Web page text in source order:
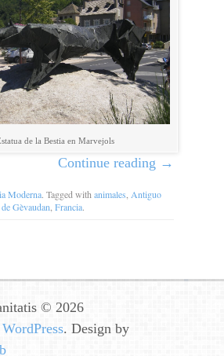
de la Bestia en Marvejols
Continue reading →
Moderna. Tagged with animales Antiguo
Gèvaudan Francia.
© 2026
WordPress. Design by